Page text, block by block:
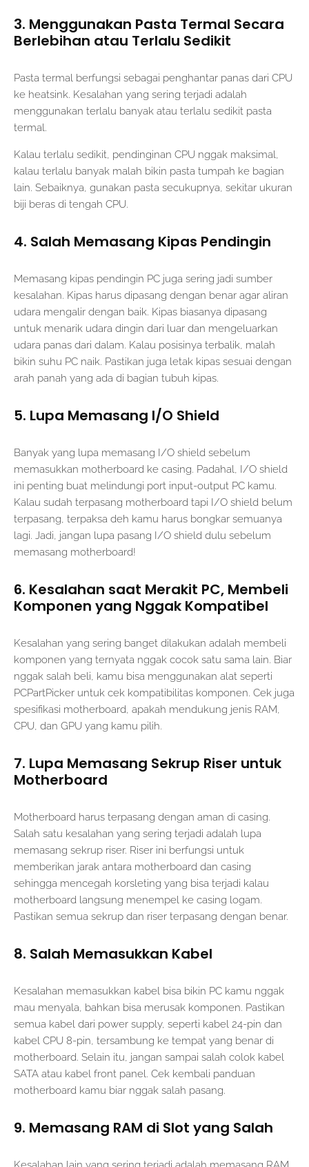
3. Menggunakan Pasta Termal Secara
Berlebihan atau Terlalu Sedikit
Pasta termal berfungsi sebagai penghantar panas dari CPU
ke heatsink. Kesalahan yang sering terjadi adalah
menggunakan terlalu banyak atau terlalu sedikit pasta
termal.
Kalau terlalu sedikit, pendinginan CPU nggak maksimal,
kalau terlalu banyak malah bikin pasta tumpah ke bagian
lain. Sebaiknya, gunakan pasta secukupnya, sekitar ukuran
biji beras di tengah CPU.
4. Salah Memasang Kipas Pendingin
Memasang kipas pendingin PC juga sering jadi sumber
kesalahan. Kipas harus dipasang dengan benar agar aliran
udara mengalir dengan baik. Kipas biasanya dipasang
untuk menarik udara dingin dari luar dan mengeluarkan
udara panas dari dalam. Kalau posisinya terbalik, malah
bikin suhu PC naik. Pastikan juga letak kipas sesuai dengan
arah panah yang ada di bagian tubuh kipas.
5. Lupa Memasang I/O Shield
Banyak yang lupa memasang I/O shield sebelum
memasukkan motherboard ke casing. Padahal, I/O shield
ini penting buat melindungi port input-output PC kamu.
Kalau sudah terpasang motherboard tapi I/O shield belum
terpasang, terpaksa deh kamu harus bongkar semuanya
lagi. Jadi, jangan lupa pasang I/O shield dulu sebelum
memasang motherboard!
6. Kesalahan saat Merakit PC, Membeli
Komponen yang Nggak Kompatibel
Kesalahan yang sering banget dilakukan adalah membeli
komponen yang ternyata nggak cocok satu sama lain. Biar
nggak salah beli, kamu bisa menggunakan alat seperti
PCPartPicker untuk cek kompatibilitas komponen. Cek juga
spesifikasi motherboard, apakah mendukung jenis RAM,
CPU, dan GPU yang kamu pilih.
7. Lupa Memasang Sekrup Riser untuk
Motherboard
Motherboard harus terpasang dengan aman di casing.
Salah satu kesalahan yang sering terjadi adalah lupa
memasang sekrup riser. Riser ini berfungsi untuk
memberikan jarak antara motherboard dan casing
sehingga mencegah korsleting yang bisa terjadi kalau
motherboard langsung menempel ke casing logam.
Pastikan semua sekrup dan riser terpasang dengan benar.
8. Salah Memasukkan Kabel
Kesalahan memasukkan kabel bisa bikin PC kamu nggak
mau menyala, bahkan bisa merusak komponen. Pastikan
semua kabel dari power supply, seperti kabel 24-pin dan
kabel CPU 8-pin, tersambung ke tempat yang benar di
motherboard. Selain itu, jangan sampai salah colok kabel
SATA atau kabel front panel. Cek kembali panduan
motherboard kamu biar nggak salah pasang.
9. Memasang RAM di Slot yang Salah